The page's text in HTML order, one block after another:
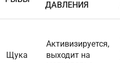
ДАВЛЕНИЯ
Щука
Активизируется,
выходит на